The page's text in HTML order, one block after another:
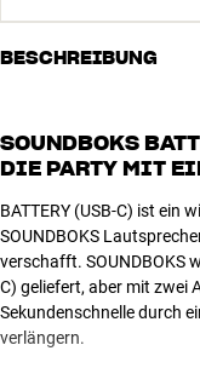
BESCHREIBUNG
SOUNDBOKS
DIE PARTY MIT
BATTERY (USB-C) ist ein
SOUNDBOKS
verschafft. SOUNDBOKS
C) geliefert, aber mit zwei
Sekundenschnelle durch
verlängern.